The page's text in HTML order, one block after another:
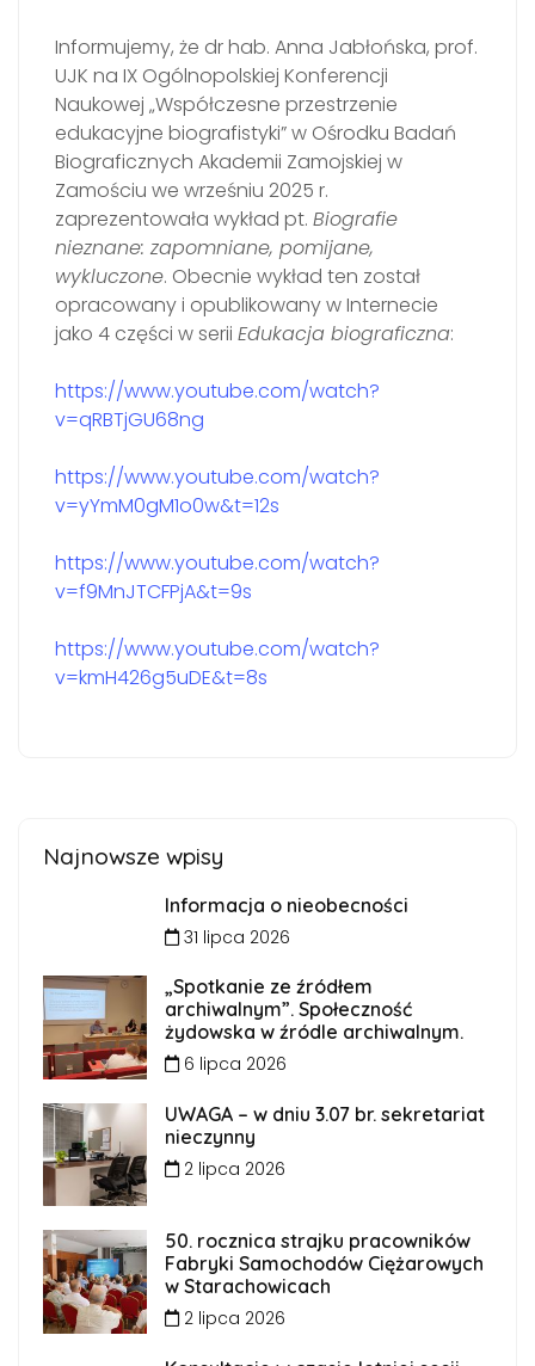
Informujemy, że dr hab. Anna Jabłońska, prof.
UJK na IX Ogólnopolskiej Konferencji
Naukowej „Współczesne przestrzenie
edukacyjne biografistyki” w Ośrodku Badań
Biograficznych Akademii Zamojskiej w
Zamościu we wrześniu 2025 r.
zaprezentowała wykład pt. Biografie
nieznane: zapomniane, pomijane,
wykluczone. Obecnie wykład ten został
opracowany i opublikowany w Internecie
jako 4 części w serii Edukacja biograficzna:
https://www.youtube.com/watch?
v=qRBTjGU68ng
https://www.youtube.com/watch?
v=yYmM0gM1o0w&t=12s
https://www.youtube.com/watch?
v=f9MnJTCFPjA&t=9s
https://www.youtube.com/watch?
v=kmH426g5uDE&t=8s
Najnowsze wpisy
Informacja o nieobecności
31 lipca 2026
„Spotkanie ze źródłem
archiwalnym”. Społeczność
żydowska w źródle archiwalnym.
6 lipca 2026
UWAGA – w dniu 3.07 br. sekretariat
nieczynny
2 lipca 2026
50. rocznica strajku pracowników
Fabryki Samochodów Ciężarowych
w Starachowicach
2 lipca 2026